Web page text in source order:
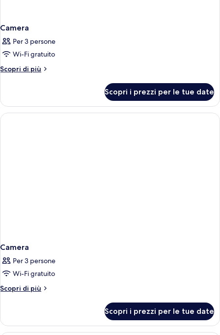
Camera
Per 3 persone
Wi-Fi gratuito
Scopri di più
Altri
Scopri i prezzi per le tue date
Camera
Per 3 persone
Wi-Fi gratuito
Scopri di più
Altri
Scopri i prezzi per le tue date